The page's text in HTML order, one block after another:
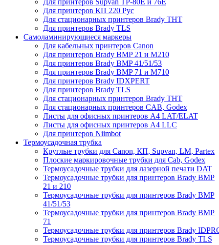
Для принтеров Supvan TP-80E и 76E
Для принтеров КП 220 Рус
Для стационарных принтеров Brady THT
Для принтеров Brady TLS
Самоламинирующиеся маркеры
Для кабельных принтеров Canon
Для принтеров Brady BMP 21 и M210
Для принтеров Brady BMP 41/51/53
Для принтеров Brady BMP 71 и M710
Для принтеров Brady IDXPERT
Для принтеров Brady TLS
Для стационарных принтеров Brady THT
Для стационарных принтеров CAB, Godex
Листы для офисных принтеров А4 LAT/ELAT
Листы для офисных принтеров А4 LLC
Для принтеров Niimbot
Термоусадочная трубка
Круглые трубки для Canon, КП, Supvan, LM, Partex
Плоские маркировочные трубки для Cab, Godex
Термоусадочные трубки для лазерной печати DAT
Термоусадочные трубки для принтеров Brady BMP
21 и 210
Термоусадочные трубки для принтеров Brady BMP
41/51/53
Термоусадочные трубки для принтеров Brady BMP
71
Термоусадочные трубки для принтеров Brady
Термоусадочные трубки для принтеров Brady TLS